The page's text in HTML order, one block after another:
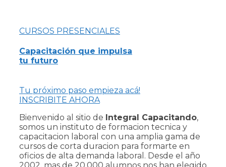
CURSOS PRESENCIALES
Capacitación que impulsa
tu futuro
Tu próximo paso empieza acá!
INSCRIBITE AHORA
Bienvenido al sitio de Integral Capacitando,
somos un instituto de formacion tecnica y
capacitacion laboral con una amplia gama de
cursos de corta duracion para formarte en
oficios de alta demanda laboral. Desde el año